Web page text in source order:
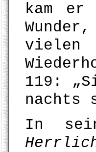
kam
119:
nachts
In